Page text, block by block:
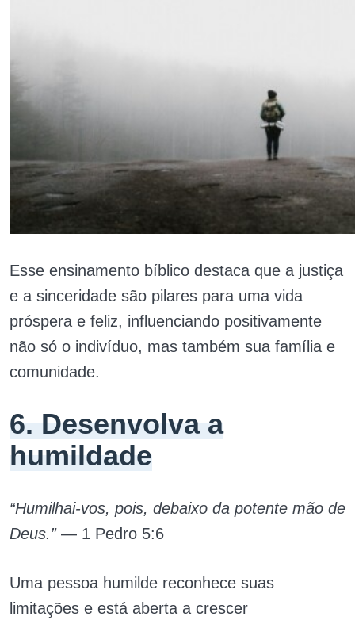
Esse ensinamento bíblico destaca que a justiça
e a sinceridade são pilares para uma vida
próspera e feliz, influenciando positivamente
não só o indivíduo, mas também sua família e
comunidade.
6. Desenvolva a
humildade
“Humilhai-vos, pois, debaixo da potente mão de
Deus.” — 1 Pedro 5:6
Uma pessoa humilde reconhece suas
limitações e está aberta a crescer